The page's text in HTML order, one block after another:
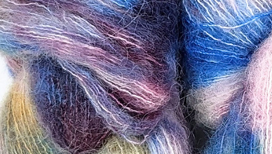
fernhalten. Bitte
Allergien oder
angegebene
sämtliche Pflege-